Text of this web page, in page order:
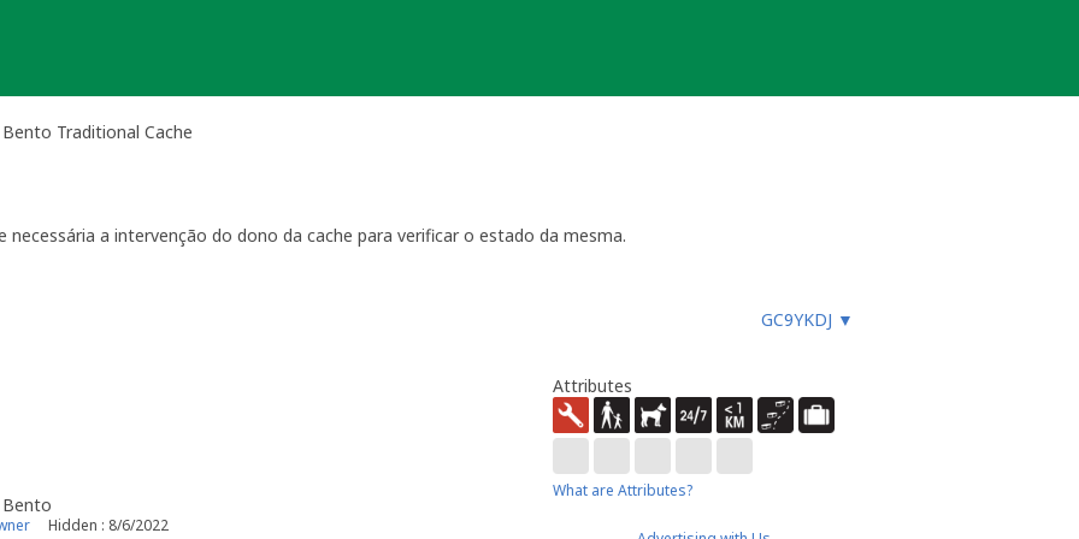
Traditional Cache
a intervenção do dono da cache para verificar o estado da mesma.
e reativar a geocache
com o plano de manutenção
a manutenção,
indicado abaixo terá de ser ultrapassado para que fique novamente ativa;
da mesma, pode
por um geocacher local;
disponibilidade para assegurar o estado pleno da mesma. Por favor, tenha em consideração que nesta
ou os conteúdos da mesma para evitar que se tornem lixo (*geolitter*).
ou indicado um motivo válido pelo qual a geocache deva estar desativada além do tempo previsto
GC9YKDJ ▼
Hidden : 8/6/2022
Attributes
What are Attributes?